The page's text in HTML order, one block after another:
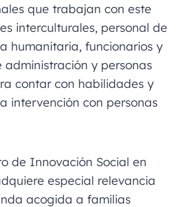
que trabajan con este
interculturales, personal de
humanitaria, funcionarios y
administración y personas
contar con habilidades y
intervención con personas
de Innovación Social en
especial relevancia
acogida a familias